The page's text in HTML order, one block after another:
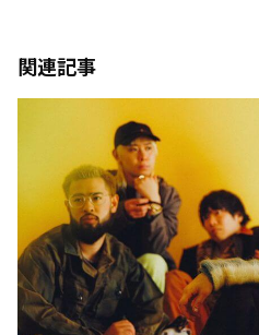
関連記事